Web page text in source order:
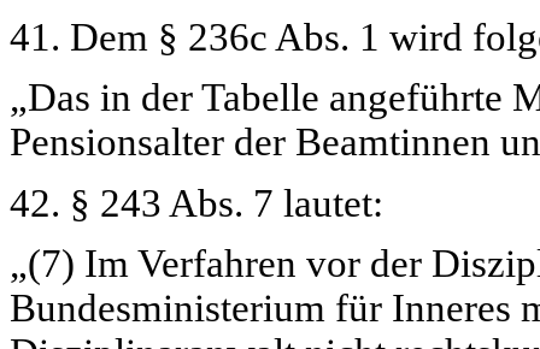
41. Dem § 236c Abs. 1 wird
„Das in der Tabelle angeführte
Pensionsalter der Beamtinnen
42. § 243 Abs. 7 lautet:
„(7) Im Verfahren vor der
Bundesministerium für Inneres